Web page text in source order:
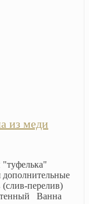
из меди
"туфелька"
дополнительные
перелив)
Ванна